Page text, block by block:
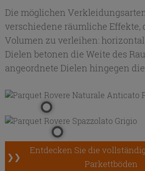
Die möglichen
verschiedene räumliche Effekte,
Volumen zu verleihen:
Dielen betonen die Weite des
angeordnete Dielen hingegen
❯❯
Entdecken Sie die
Parkettböden